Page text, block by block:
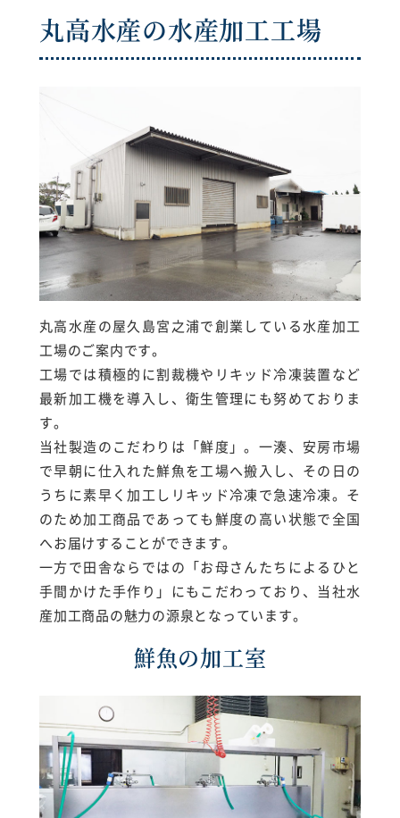
丸高水産の水産加工工場
丸高水産の屋久島宮之浦で創業している水産加工
工場のご案内です。
工場では積極的に割裁機やリキッド冷凍装置など
最新加工機を導入し、衛生管理にも努めておりま
す。
当社製造のこだわりは「鮮度」。一湊、安房市場
で早朝に仕入れた鮮魚を工場へ搬入し、その日の
うちに素早く加工しリキッド冷凍で急速冷凍。そ
のため加工商品であっても鮮度の高い状態で全国
へお届けすることができます。
一方で田舎ならではの「お母さんたちによるひと
手間かけた手作り」にもこだわっており、当社水
産加工商品の魅力の源泉となっています。
鮮魚の加工室